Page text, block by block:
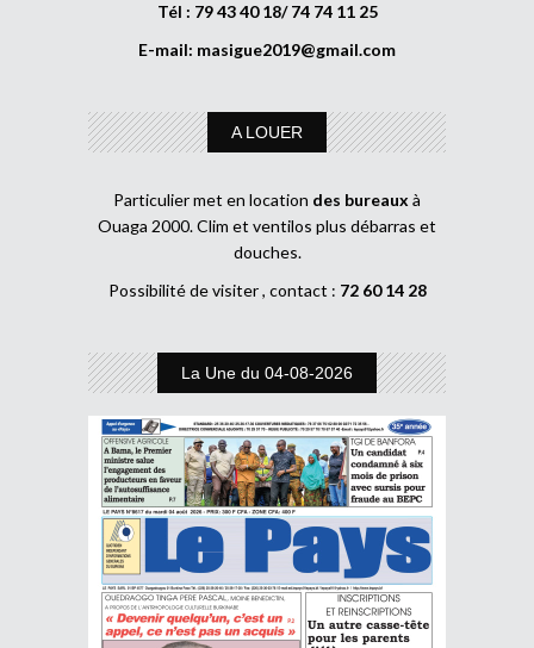
Tél : 79 43 40 18/ 74 74 11 25
E-mail: masigue2019@gmail.com
A LOUER
Particulier met en location des bureaux à
Ouaga 2000. Clim et ventilos plus débarras et
douches.
Possibilité de visiter , contact : 72 60 14 28
La Une du 04-08-2026